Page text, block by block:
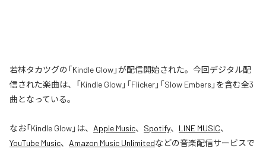
若林タカツグの「Kindle Glow」が配信開始された。今回デジタル配
信された楽曲は、「Kindle Glow」「Flicker」「Slow Embers」を含む全3
曲となっている。
なお「Kindle Glow」は、 Apple Music、 Spotify、 LINE MUSIC、
YouTube Music、 Amazon Music Unlimitedなどの音楽配信サービスで